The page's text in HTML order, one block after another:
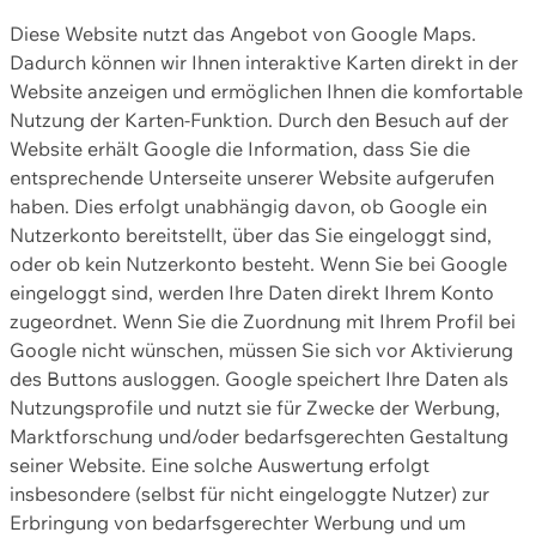
Diese Website nutzt das Angebot von Google Maps.
Dadurch können wir Ihnen interaktive Karten direkt in der
Website anzeigen und ermöglichen Ihnen die komfortable
Nutzung der Karten-Funktion. Durch den Besuch auf der
Website erhält Google die Information, dass Sie die
entsprechende Unterseite unserer Website aufgerufen
haben. Dies erfolgt unabhängig davon, ob Google ein
Nutzerkonto bereitstellt, über das Sie eingeloggt sind,
oder ob kein Nutzerkonto besteht. Wenn Sie bei Google
eingeloggt sind, werden Ihre Daten direkt Ihrem Konto
zugeordnet. Wenn Sie die Zuordnung mit Ihrem Profil bei
Google nicht wünschen, müssen Sie sich vor Aktivierung
des Buttons ausloggen. Google speichert Ihre Daten als
Nutzungsprofile und nutzt sie für Zwecke der Werbung,
Marktforschung und/oder bedarfsgerechten Gestaltung
seiner Website. Eine solche Auswertung erfolgt
insbesondere (selbst für nicht eingeloggte Nutzer) zur
Erbringung von bedarfsgerechter Werbung und um